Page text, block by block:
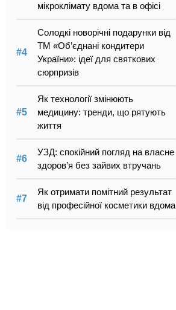
мікроклімату вдома та в офісі
Солодкі новорічні подарунки від
ТМ «Об’єднані кондитери
України»: ідеї для святкових
сюрпризів
Як технології змінюють
медицину: тренди, що рятують
життя
УЗД: спокійний погляд на власне
здоров’я без зайвих втручань
Як отримати помітний результат
від професійної косметики вдома